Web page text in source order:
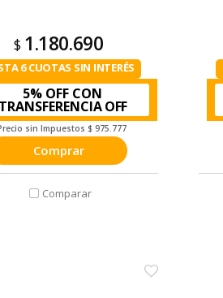
$ 1.180.690
6 CUOTAS SIN INTERÉS
5% OFF CON
sin Impuestos $ 975.777
Comprar